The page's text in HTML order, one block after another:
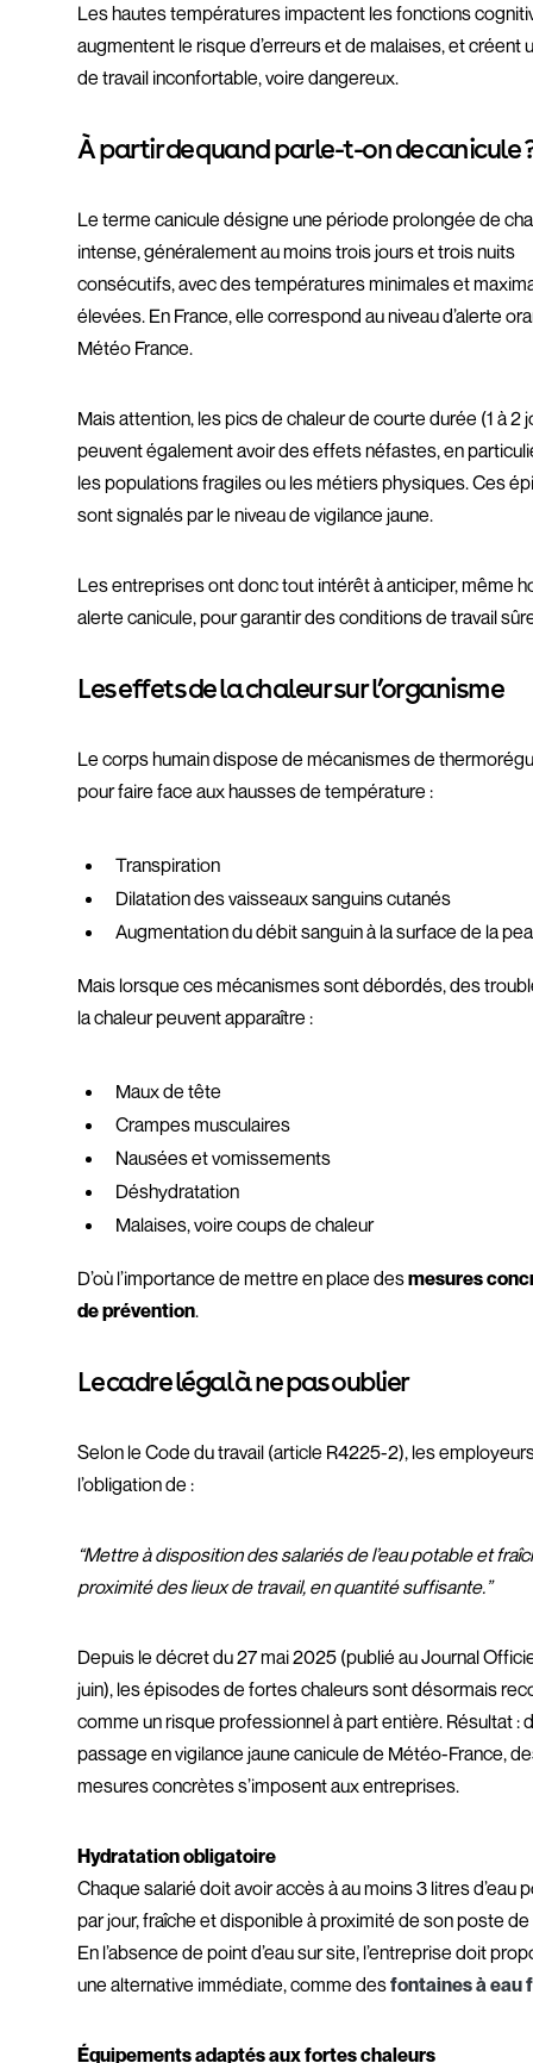
Les hautes températures impactent les fonctions
augmentent le risque d’erreurs et de malaises, et créent
de travail inconfortable, voire dangereux.
À partir de quand parle-t-on de canicule
Le terme canicule désigne une période prolongée de
intense, généralement au moins trois jours et trois nuits
consécutifs, avec des températures minimales et
élevées. En France, elle correspond au niveau d’alerte
Météo France.
Mais attention, les pics de chaleur de courte durée (1 à 2
peuvent également avoir des effets néfastes, en
les populations fragiles ou les métiers physiques. Ces
sont signalés par le niveau de vigilance jaune.
Les entreprises ont donc tout intérêt à anticiper, même
alerte canicule, pour garantir des conditions de travail
Les effets de la chaleur sur l’organisme
Le corps humain dispose de mécanismes de
pour faire face aux hausses de température :
Transpiration
Dilatation des vaisseaux sanguins cutanés
Augmentation du débit sanguin à la surface de la
Mais lorsque ces mécanismes sont débordés, des
la chaleur peuvent apparaître :
Maux de tête
Crampes musculaires
Nausées et vomissements
Déshydratation
Malaises, voire coups de chaleur
D’où l’importance de mettre en place desmesures
de prévention.
Le cadre légal à ne pas oublier
Selon le Code du travail (article R4225-2), les
l’obligation de :
“Mettre à disposition des salariés de l’eau potable et
proximité des lieux de travail, en quantité suffisante.”
Depuis le décret du 27 mai 2025 (publié au Journal
juin), les épisodes de fortes chaleurs sont désormais
comme un risque professionnel à part entière. Résultat :
passage en vigilance jaune canicule de Météo-France,
mesures concrètes s’imposent aux entreprises.
Hydratation obligatoire
Chaque salarié doit avoir accès à au moins 3 litres d’eau
par jour, fraîche et disponible à proximité de son poste de
En l’absence de point d’eau sur site, l’entreprise doit
une alternative immédiate, comme desfontaines à eau
Équipements adaptés aux fortes chaleurs